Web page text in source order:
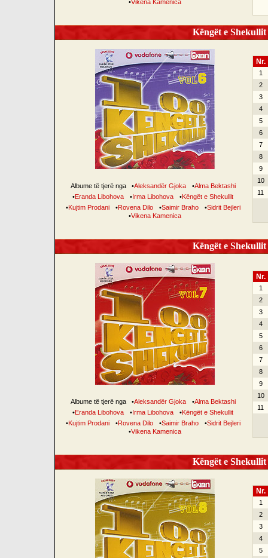
•Vikena Kamenica
Këngët e
Albume të tjerë nga •Aleksandër Gjoka •Alma Bektashi
•Eranda Libohova •Irma Libohova •Këngët e Shekullit
•Kujtim Prodani •Rovena Dilo •Saimir Braho •Sidrit Bejleri
•Vikena Kamenica
Nr.
1
2
3
4
5
6
7
8
9
10
11
Këngët e
Albume të tjerë nga •Aleksandër Gjoka •Alma Bektashi
•Eranda Libohova •Irma Libohova •Këngët e Shekullit
•Kujtim Prodani •Rovena Dilo •Saimir Braho •Sidrit Bejleri
•Vikena Kamenica
Nr.
1
2
3
4
5
6
7
8
9
10
11
Këngët e
Nr.
1
2
3
4
5